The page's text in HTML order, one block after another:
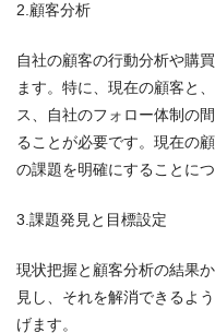
2.顧客分析
自社の顧客の行動分析や購
ます。特に、現在の顧客と
ス、自社のフォロー体制の
ることが必要です。現在の
の課題を明確にすることにつ
3.課題発見と目標設定
現状把握と顧客分析の結果
見し、それを解消できるよ
げます。